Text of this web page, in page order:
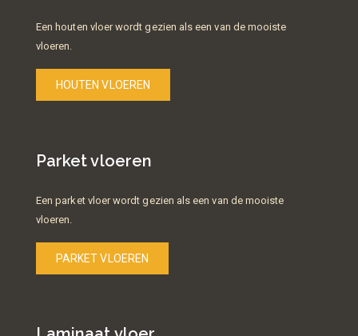
Een houten vloer wordt gezien als een van de mooiste
vloeren.
HOUTEN VLOEREN
Parket vloeren
Een parket vloer wordt gezien als een van de mooiste
vloeren.
PARKET VLOEREN